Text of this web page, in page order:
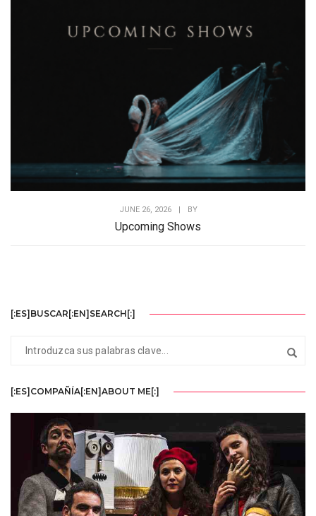
JUNE 26, 2026 BY
Upcoming Shows
[:ES]BUSCAR[:EN]SEARCH[:]
[:ES]COMPAÑÍA[:EN]ABOUT ME[:]